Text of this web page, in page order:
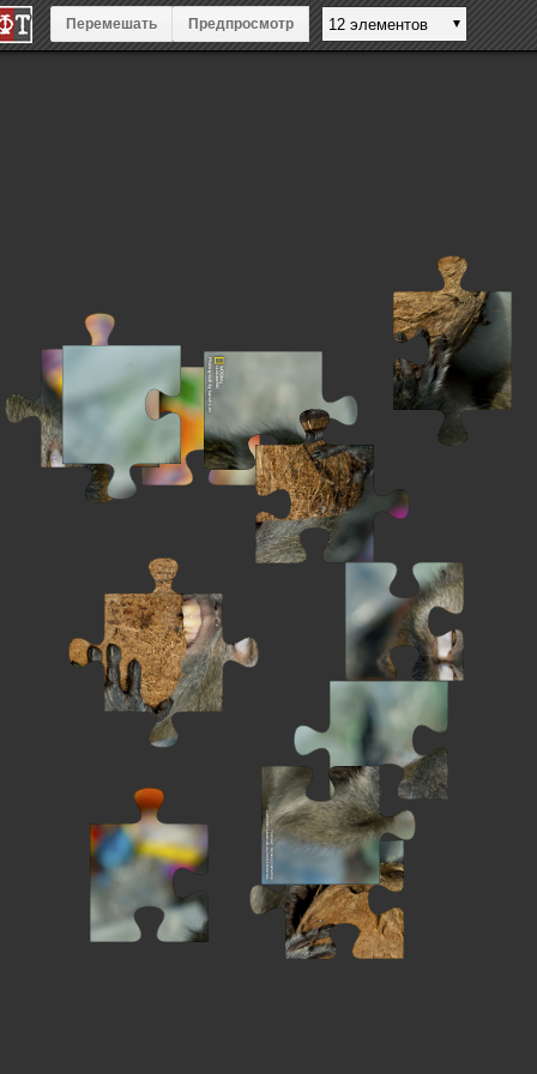
Перемешать Предпросмотр